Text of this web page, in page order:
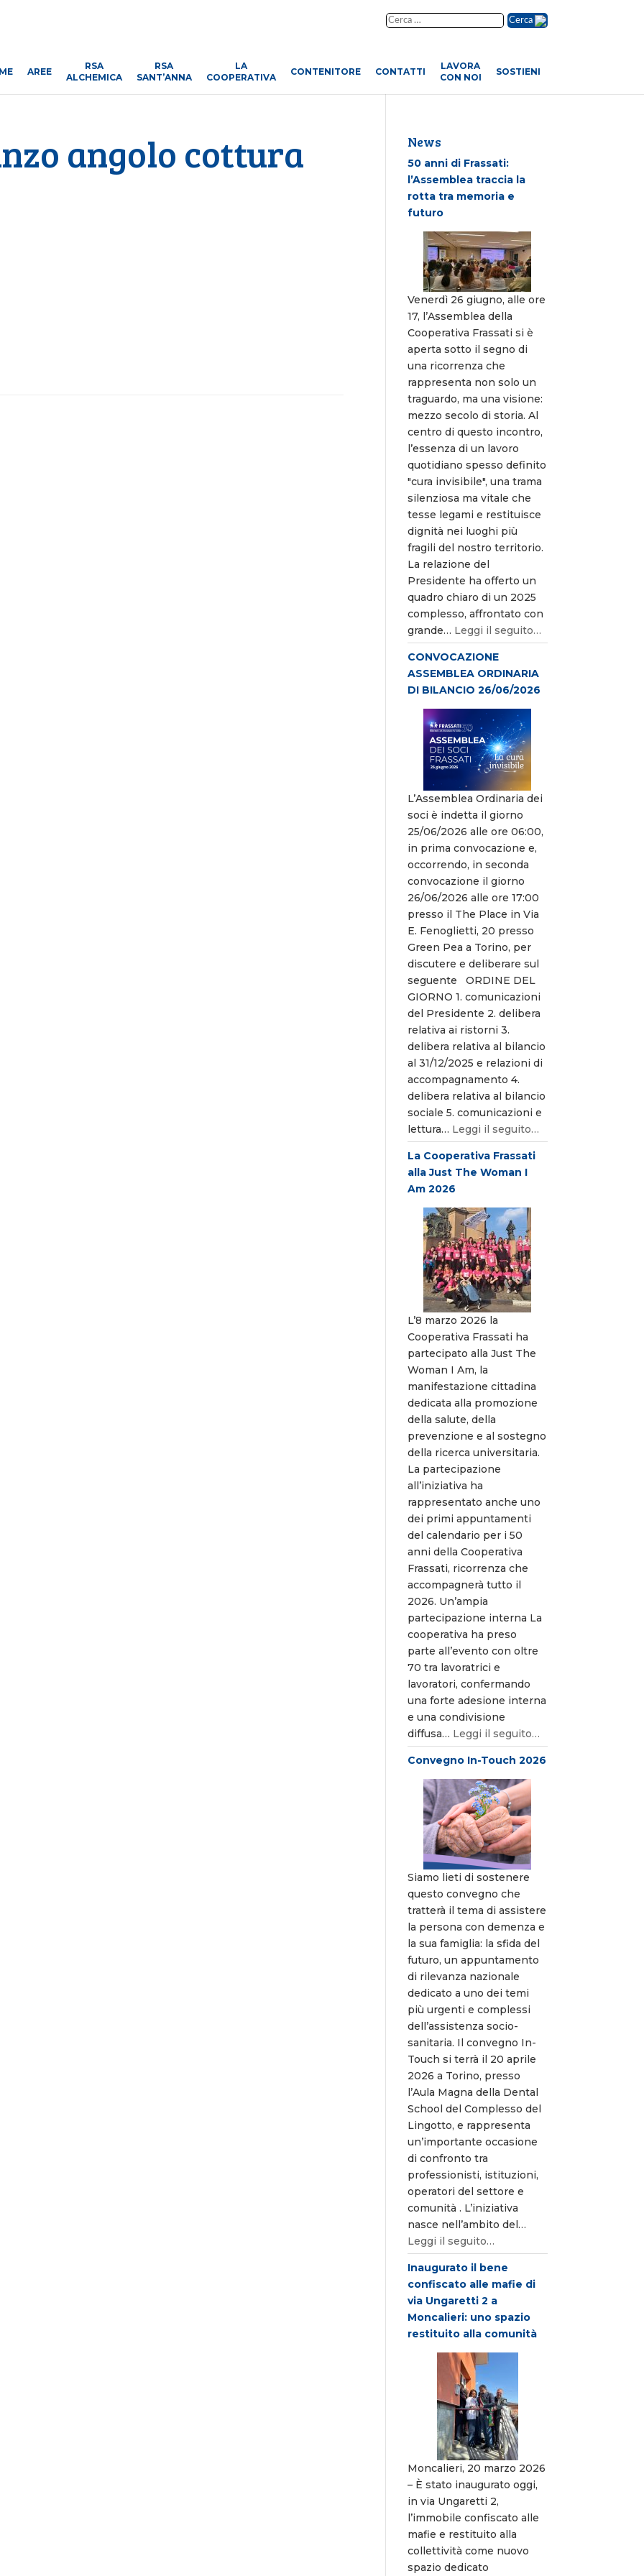
Cerca
AREE
RSA
ALCHEMICA
RSA
SANT’ANNA
LA
COOPERATIVA
CONTENITORE CONTATTI
LAVORA
CON NOI
SOSTIENI
angolo cottura News
50 anni di Frassati:
l’Assemblea traccia la
rotta tra memoria e
futuro
Venerdì 26 giugno, alle ore
17, l’Assemblea della
Cooperativa Frassati si è
aperta sotto il segno di
una ricorrenza che
rappresenta non solo un
traguardo, ma una visione:
mezzo secolo di storia. Al
centro di questo incontro,
l’essenza di un lavoro
quotidiano spesso definito
"cura invisibile", una trama
silenziosa ma vitale che
tesse legami e restituisce
dignità nei luoghi più
fragili del nostro territorio.
La relazione del
Presidente ha offerto un
quadro chiaro di un 2025
complesso, affrontato con
grande… Leggi il seguito…
CONVOCAZIONE
ASSEMBLEA ORDINARIA
DI BILANCIO 26/06/2026
L’Assemblea Ordinaria dei
soci è indetta il giorno
25/06/2026 alle ore 06:00,
in prima convocazione e,
occorrendo, in seconda
convocazione il giorno
26/06/2026 alle ore 17:00
presso il The Place in Via
E. Fenoglietti, 20 presso
Green Pea a Torino, per
discutere e deliberare sul
seguente ORDINE DEL
GIORNO 1. comunicazioni
del Presidente 2. delibera
relativa ai ristorni 3.
delibera relativa al bilancio
al 31/12/2025 e relazioni di
accompagnamento 4.
delibera relativa al bilancio
sociale 5. comunicazioni e
lettura… Leggi il seguito…
La Cooperativa Frassati
alla Just The Woman I
Am 2026
L’8 marzo 2026 la
Cooperativa Frassati ha
partecipato alla Just The
Woman I Am, la
manifestazione cittadina
dedicata alla promozione
della salute, della
prevenzione e al sostegno
della ricerca universitaria.
La partecipazione
all’iniziativa ha
rappresentato anche uno
dei primi appuntamenti
del calendario per i 50
anni della Cooperativa
Frassati, ricorrenza che
accompagnerà tutto il
2026. Un’ampia
partecipazione interna La
cooperativa ha preso
parte all’evento con oltre
70 tra lavoratrici e
lavoratori, confermando
una forte adesione interna
e una condivisione
diffusa… Leggi il seguito…
Convegno In-Touch 2026
Siamo lieti di sostenere
questo convegno che
tratterà il tema di assistere
la persona con demenza e
la sua famiglia: la sfida del
futuro, un appuntamento
di rilevanza nazionale
dedicato a uno dei temi
più urgenti e complessi
dell’assistenza socio-
sanitaria. Il convegno In-
Touch si terrà il 20 aprile
2026 a Torino, presso
l’Aula Magna della Dental
School del Complesso del
Lingotto, e rappresenta
un’importante occasione
di confronto tra
professionisti, istituzioni,
operatori del settore e
comunità . L’iniziativa
nasce nell’ambito del…
Leggi il seguito…
Inaugurato il bene
confiscato alle mafie di
via Ungaretti 2 a
Moncalieri: uno spazio
restituito alla comunità
Moncalieri, 20 marzo 2026
– È stato inaugurato oggi,
in via Ungaretti 2,
l’immobile confiscato alle
mafie e restituito alla
collettività come nuovo
spazio dedicato